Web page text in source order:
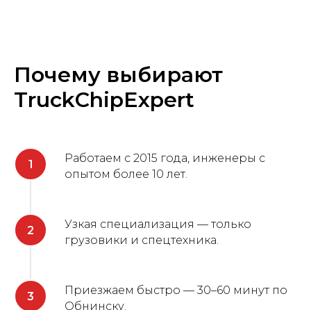
Почему выбирают
TruckChipExpert
Работаем с 2015 года, инженеры с
опытом более 10 лет.
Узкая специализация — только
грузовики и спецтехника.
Приезжаем быстро — 30–60 минут по
Обнинску.